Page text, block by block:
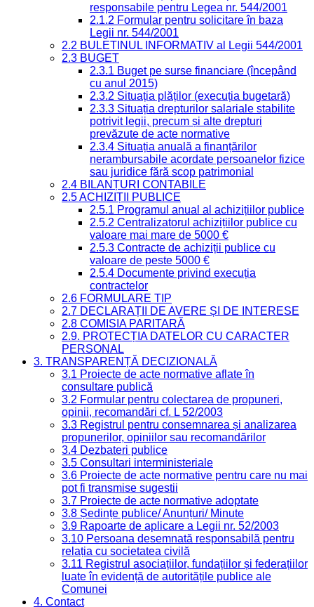
responsabile pentru Legea nr. 544/2001
2.1.2 Formular pentru solicitare în baza
Legii nr. 544/2001
2.2 BULETINUL INFORMATIV al Legii 544/2001
2.3 BUGET
2.3.1 Buget pe surse financiare (începând
cu anul 2015)
2.3.2 Situația plăților (execuția bugetară)
2.3.3 Situația drepturilor salariale stabilite
potrivit legii, precum și alte drepturi
prevăzute de acte normative
2.3.4 Situația anuală a finanțărilor
nerambursabile acordate persoanelor fizice
sau juridice fără scop patrimonial
2.4 BILANȚURI CONTABILE
2.5 ACHIZIȚII PUBLICE
2.5.1 Programul anual al achizițiilor publice
2.5.2 Centralizatorul achizițiilor publice cu
valoare mai mare de 5000 €
2.5.3 Contracte de achiziții publice cu
valoare de peste 5000 €
2.5.4 Documente privind execuția
contractelor
2.6 FORMULARE TIP
2.7 DECLARAȚII DE AVERE ȘI DE INTERESE
2.8 COMISIA PARITARĂ
2.9. PROTECȚIA DATELOR CU CARACTER
PERSONAL
3. TRANSPARENȚĂ DECIZIONALĂ
3.1 Proiecte de acte normative aflate în
consultare publică
3.2 Formular pentru colectarea de propuneri,
opinii, recomandări cf. L 52/2003
3.3 Registrul pentru consemnarea și analizarea
propunerilor, opiniilor sau recomandărilor
3.4 Dezbateri publice
3.5 Consultari interministeriale
3.6 Proiecte de acte normative pentru care nu mai
pot fi transmise sugestii
3.7 Proiecte de acte normative adoptate
3.8 Ședințe publice/ Anunțuri/ Minute
3.9 Rapoarte de aplicare a Legii nr. 52/2003
3.10 Persoana desemnată responsabilă pentru
relația cu societatea civilă
3.11 Registrul asociațiilor, fundațiilor și federațiilor
luate în evidență de autoritățile publice ale
Comunei
4. Contact